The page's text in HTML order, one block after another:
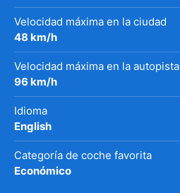
Velocidad máxima en la ciudad
48 km/h
Velocidad máxima en la autopista
96 km/h
Idioma
English
Categoría de coche favorita
Económico